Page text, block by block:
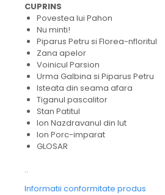
CUPRINS
Povestea lui Pahon
Nu minti!
Piparus Petru si Florea-nfloritul
Zana apelor
Voinicul Parsion
Urma Galbina si Piparus Petru
Isteata din seama afara
Tiganul pascalitor
Stan Patitul
Ion Nazdravanul din lut
Ion Porc-imparat
GLOSAR
..
Informatii conformitate produs